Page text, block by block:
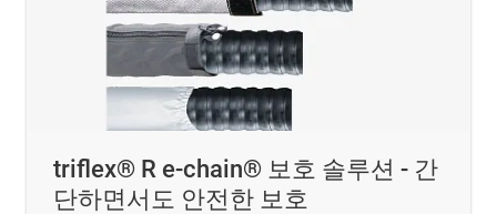
triflex® R e-chain® 보호 솔루션 - 간
단하면서도 안전한 보호